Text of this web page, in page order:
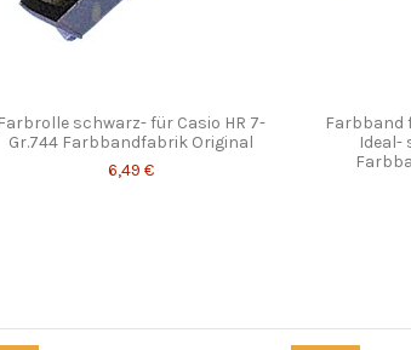
Farbrolle schwarz- für Casio HR 7-
Gr.744 Farbbandfabrik Original
6,49 €
Farbband
Ideal-